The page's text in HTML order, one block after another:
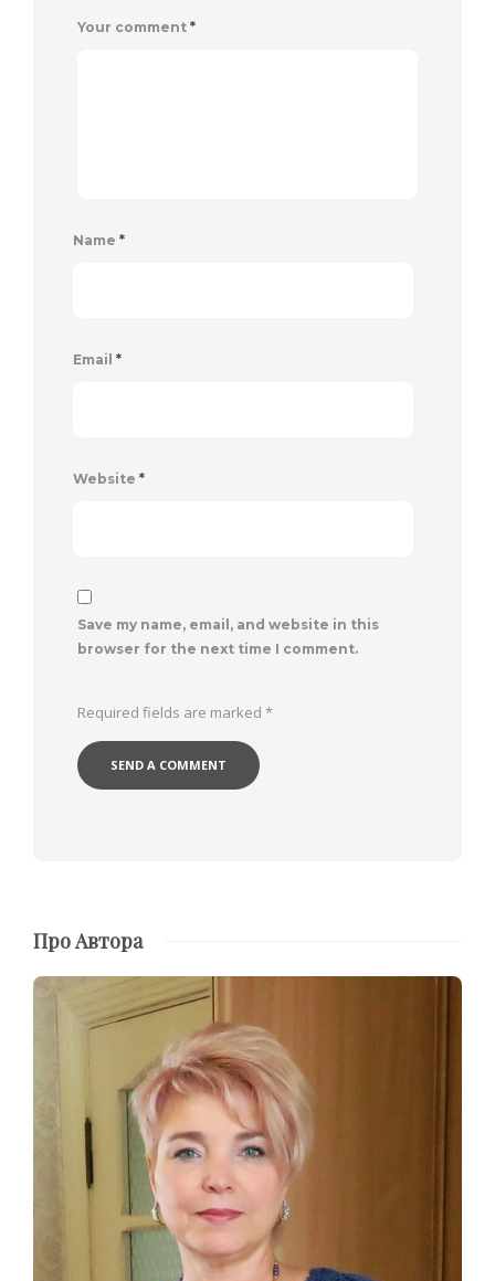
Your comment *
Name *
Email *
Website *
Save my name, email, and website in this
browser for the next time I comment.
Required fields are marked *
Про Автора